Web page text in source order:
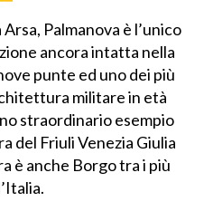
Palmanova è l’unico
ancora intatta nella
punte ed uno dei più
militare in età
straordinario esempio
del Friuli Venezia Giulia
è anche Borgo tra i più